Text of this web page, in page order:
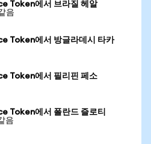
Token에서 브라질 헤알
음
Token에서 방글라데시 타카
Token에서 필리핀 페소
Token에서 폴란드 즐로티
음